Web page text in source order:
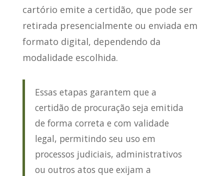
cartório emite a certidão, que pode ser
retirada presencialmente ou enviada em
formato digital, dependendo da
modalidade escolhida.
Essas etapas garantem que a
certidão de procuração seja emitida
de forma correta e com validade
legal, permitindo seu uso em
processos judiciais, administrativos
ou outros atos que exijam a